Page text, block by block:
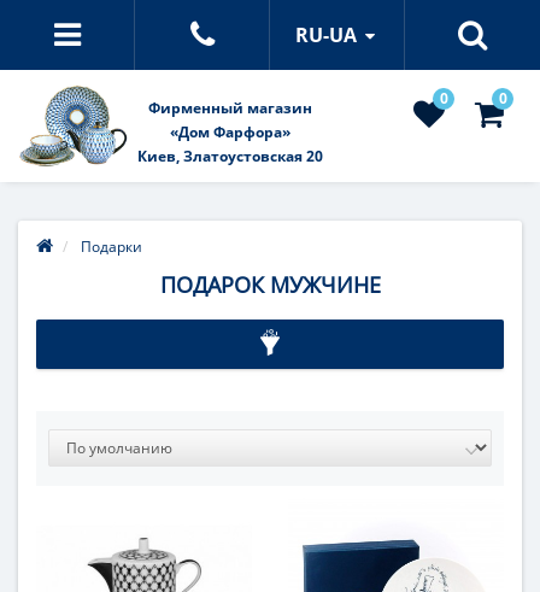
RU-UA
Фирменный магазин
«Дом Фарфора»
Киев, Златоустовская 20
0 0
Подарки
ПОДАРОК МУЖЧИНЕ